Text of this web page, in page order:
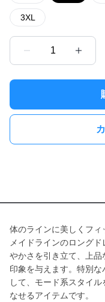
3XL
1
体のラインに美しくフ
メイドラインのロング
やかさを引き立て、上
印象を与えます。特別
して、モード系スタイ
なせるアイテムです。